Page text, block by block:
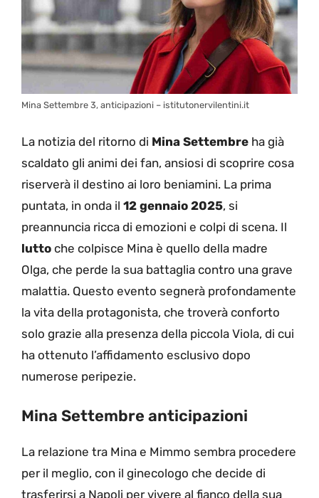
Mina Settembre 3, anticipazioni – istitutonervilentini.it
La notizia del ritorno di Mina Settembre ha già
scaldato gli animi dei fan, ansiosi di scoprire cosa
riserverà il destino ai loro beniamini. La prima
puntata, in onda il 12 gennaio 2025, si
preannuncia ricca di emozioni e colpi di scena. Il
lutto che colpisce Mina è quello della madre
Olga, che perde la sua battaglia contro una grave
malattia. Questo evento segnerà profondamente
la vita della protagonista, che troverà conforto
solo grazie alla presenza della piccola Viola, di cui
ha ottenuto l’affidamento esclusivo dopo
numerose peripezie.
Mina Settembre anticipazioni
La relazione tra Mina e Mimmo sembra procedere
per il meglio, con il ginecologo che decide di
trasferirsi a Napoli per vivere al fianco della sua